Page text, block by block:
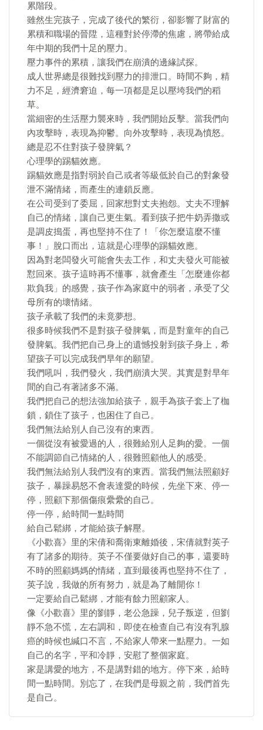
累階段。
雖然生完孩子，完成了後代的繁衍，卻影響了財富的
累積和職場的晉陞，這種對於停滯的焦慮，將帶給成
年中期的我們十足的壓力。
壓力事件的累積，讓我們在崩潰的邊緣試探。
成人世界總是很難找到壓力的排泄口。時間不夠，精
力不足，經濟窘迫，每一項都是足以壓垮我們的稻
草。
當細密的生活壓力襲來時，我們開始反擊。當我們向
內攻擊時，表現為抑鬱。向外攻擊時，表現為憤怒。
總是忍不住對孩子發脾氣？
心理學的踢貓效應。
踢貓效應是指對弱於自己或者等級低於自己的對象發
泄不滿情緒，而產生的連鎖反應。
在公司受到了委屈，回家想對丈夫抱怨。丈夫不理解
自己的情緒，讓自己更生氣。看到孩子把牛奶弄撒或
是調皮搗蛋，再也堅持不住了！「你怎麼這麼不懂
事！」脫口而出，這就是心理學的踢貓效應。
因為對老闆發火可能會失去工作，和丈夫發火可能被
懟回來。孩子這時再不懂事，就會產生「怎麼連你都
欺負我」的感覺，孩子作為家庭中的弱者，承受了父
母所有的壞情緒。
孩子承載了我們的未竟夢想。
很多時候我們不是對孩子發脾氣，而是對童年的自己
發脾氣。我們把自己身上的遺憾投射到孩子身上，希
望孩子可以完成我們早年的願望。
我們吼叫，我們發火，我們崩潰大哭。其實是對早年
間的自己有著諸多不滿。
我們把自己的想法強加給孩子，親手為孩子套上了枷
鎖，鎖住了孩子，也困住了自己。
我們無法給別人自己沒有的東西。
一個從沒有被愛過的人，很難給別人足夠的愛。一個
不能調節自己情緒的人，很難照顧他人的感受。
我們無法給別人我們沒有的東西。當我們無法照顧好
孩子，暴躁易怒不會表達愛的時候，先坐下來、停一
停，照顧下那個傷痕纍纍的自己。
停一停，給時間一點時間
給自己鬆綁，才能給孩子解壓。
《小歡喜》里的宋倩和喬衛東離婚後，宋倩就對英子
有了諸多的期待。英子不僅要做好自己的事，還要時
不時的照顧媽媽的情緒，直到最後再也堅持不住了，
英子說，我做的所有努力，就是為了離開你！
一定要給自己鬆綁，才能有餘力照顧家人。
像《小歡喜》里的劉靜，老公急躁，兒子叛逆，但劉
靜不急不慌，左右調和，即使在檢查自己有沒有乳腺
癌的時候也緘口不言，不給家人帶來一點壓力。一如
自己的名字，平和冷靜，安慰了整個家庭。
家是講愛的地方，不是講對錯的地方。停下來，給時
間一點時間。別忘了，在我們是母親之前，我們首先
是自己。